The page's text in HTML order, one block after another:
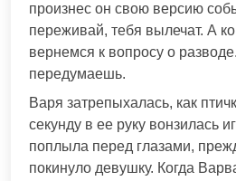
произнес он свою версию
переживай, тебя вылечат. А
вернемся к вопросу о
передумаешь.
Варя затрепыхалась, как
секунду в ее руку вонзилась
поплыла перед глазами,
покинуло девушку. Когда